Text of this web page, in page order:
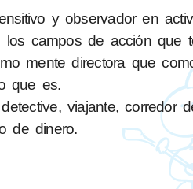
y observador en
los campos de acción que
mente directora que
que es.
viajante, corredor
de dinero.